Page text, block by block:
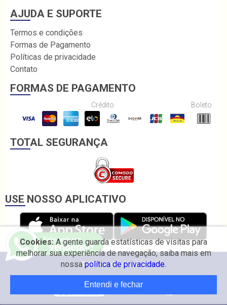
AJUDA E SUPORTE
Termos e condições
Formas de Pagamento
Políticas de privacidade
Contato
FORMAS DE PAGAMENTO
Crédito Boleto
TOTAL SEGURANÇA
USE NOSSO APLICATIVO
Cookies:A gente guarda estatísticas de visitas para
melhorar sua experiência de navegação, saiba mais em
nossapolítica de privacidade.
Entendi e fechar
© 2026 Irmãos Coelho.
Desenvolvido por